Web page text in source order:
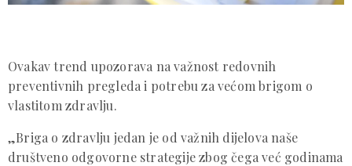
Ovakav trend upozorava na važnost redovnih
preventivnih pregleda i potrebu za većom brigom o
vlastitom zdravlju.
„Briga o zdravlju jedan je od važnih dijelova naše
društveno odgovorne strategije zbog čega već godinama